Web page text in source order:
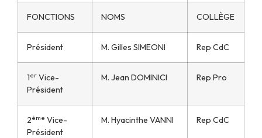
FONCTIONS NOMS COLLÈGE
Président M. Gilles SIMEONI Rep CdC
1er Vice-
Président
M. Jean DOMINICI Rep Pro
2ème Vice-
Président
M. Hyacinthe VANNI Rep CdC